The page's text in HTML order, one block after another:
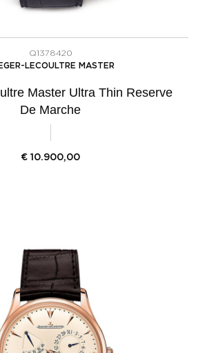
Q1378420
LECOULTRE MASTER
Master Ultra Thin Reserve
De Marche
€ 10.900,00